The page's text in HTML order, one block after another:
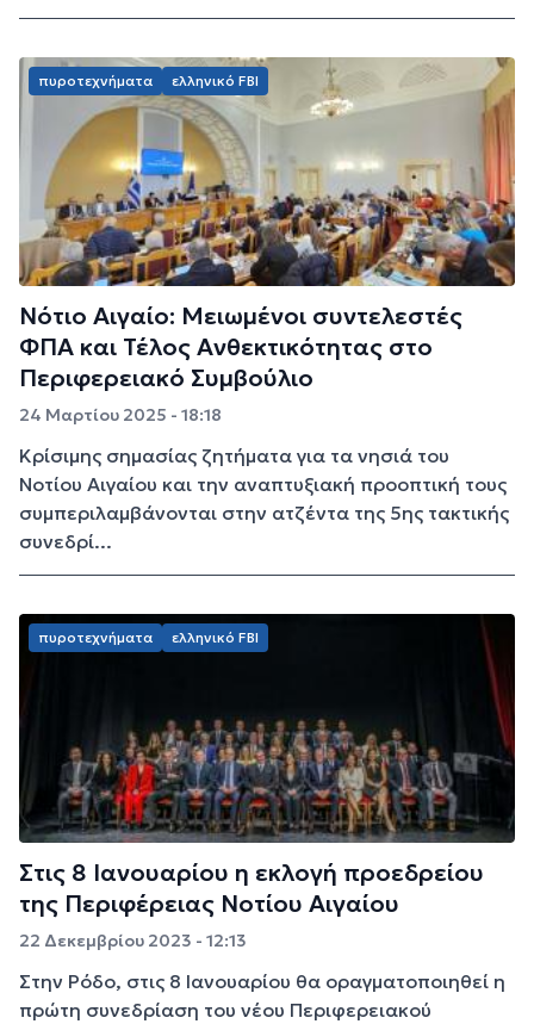
πυροτεχνήματα ελληνικό FBI
Νότιο Αιγαίο: Μειωμένοι συντελεστές
ΦΠΑ και Τέλος Ανθεκτικότητας στο
Περιφερειακό Συμβούλιο
24 Μαρτίου 2025 - 18:18
Κρίσιμης σημασίας ζητήματα για τα νησιά του
Νοτίου Αιγαίου και την αναπτυξιακή προοπτική τους
συμπεριλαμβάνονται στην ατζέντα της 5ης τακτικής
συνεδρί...
πυροτεχνήματα ελληνικό FBI
Στις 8 Ιανουαρίου η εκλογή προεδρείου
της Περιφέρειας Νοτίου Αιγαίου
22 Δεκεμβρίου 2023 - 12:13
Στην Ρόδο, στις 8 Ιανουαρίου θα οραγματοποιηθεί η
πρώτη συνεδρίαση του νέου Περιφερειακού